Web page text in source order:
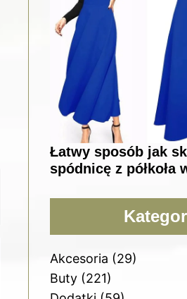
Łatwy sposób jak
spódnicę z półkoła
Akcesoria (29)
Buty(221)